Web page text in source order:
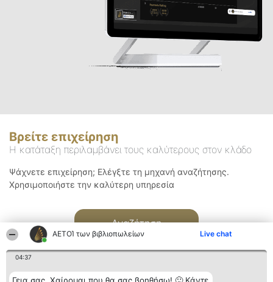
ΑΕΤΟΊ των βιβλιοπωλείων Live chat
04:37
Βρείτε επιχείρηση
Η κατάταξη περιλαμβάνει τους καλύτερους στον κλάδο
Ψάχνετε επιχείρηση; Ελέγξτε τη μηχανή αναζήτησης.
Χρησιμοποιήστε την καλύτερη υπηρεσία
Αναζήτηση